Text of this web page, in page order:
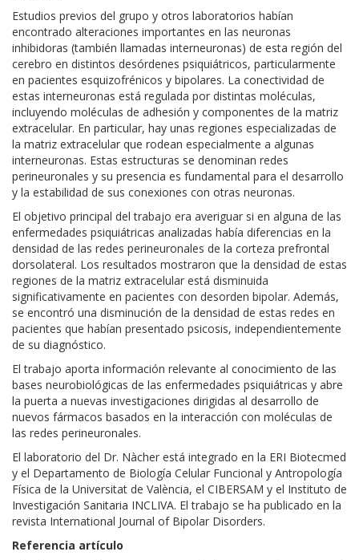
Estudios previos del grupo y otros laboratorios habían
encontrado alteraciones importantes en las neuronas
inhibidoras (también llamadas interneuronas) de esta región del
cerebro en distintos desórdenes psiquiátricos, particularmente
en pacientes esquizofrénicos y bipolares. La conectividad de
estas interneuronas está regulada por distintas moléculas,
incluyendo moléculas de adhesión y componentes de la matriz
extracelular. En particular, hay unas regiones especializadas de
la matriz extracelular que rodean especialmente a algunas
interneuronas. Estas estructuras se denominan redes
perineuronales y su presencia es fundamental para el desarrollo
y la estabilidad de sus conexiones con otras neuronas.
El objetivo principal del trabajo era averiguar si en alguna de las
enfermedades psiquiátricas analizadas había diferencias en la
densidad de las redes perineuronales de la corteza prefrontal
dorsolateral. Los resultados mostraron que la densidad de estas
regiones de la matriz extracelular está disminuida
significativamente en pacientes con desorden bipolar. Además,
se encontró una disminución de la densidad de estas redes en
pacientes que habían presentado psicosis, independientemente
de su diagnóstico.
El trabajo aporta información relevante al conocimiento de las
bases neurobiológicas de las enfermedades psiquiátricas y abre
la puerta a nuevas investigaciones dirigidas al desarrollo de
nuevos fármacos basados en la interacción con moléculas de
las redes perineuronales.
El laboratorio del Dr. Nàcher está integrado en la ERI Biotecmed
y el Departamento de Biología Celular Funcional y Antropología
Física de la Universitat de València, el CIBERSAM y el Instituto de
Investigación Sanitaria INCLIVA. El trabajo se ha publicado en la
revista International Journal of Bipolar Disorders.
Referencia artículo